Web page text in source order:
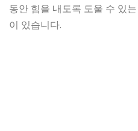
동안 힘을 내도록 도울 수 있
이 있습니다.